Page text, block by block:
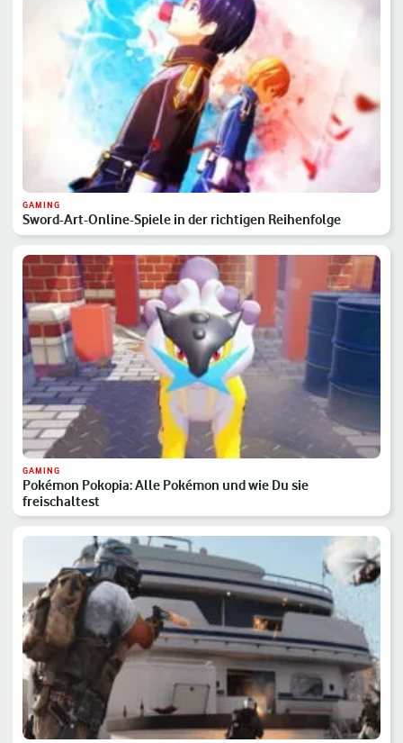
GAMING
Sword-Art-Online-Spiele in der richtigen Reihenfolge
GAMING
Pokémon Pokopia: Alle Pokémon und wie Du sie
freischaltest